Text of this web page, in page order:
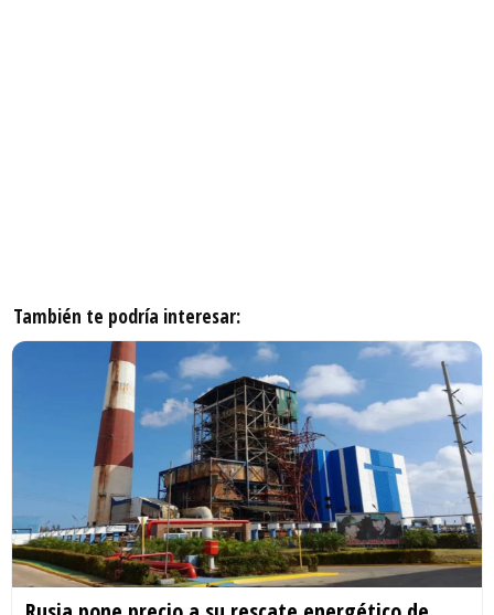
También te podría interesar: